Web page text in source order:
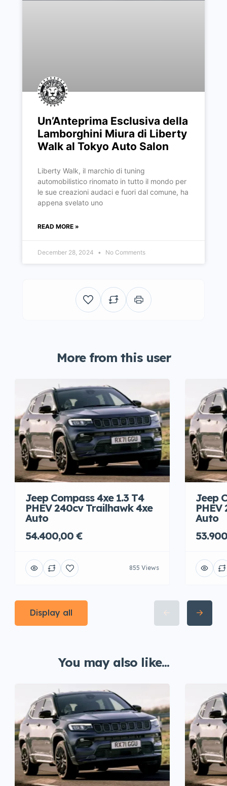
Un’Anteprima Esclusiva della
Lamborghini Miura di Liberty
Walk al Tokyo Auto Salon
Liberty Walk, il marchio di tuning
automobilistico rinomato in tutto il mondo per
le sue creazioni audaci e fuori dal comune, ha
appena svelato uno
READ MORE »
December 28, 2024 No Comments
More from this user
Jeep Compass 4xe 1.3 T4
PHEV 240cv Trailhawk 4xe
Auto
54.400,00 €
855 Views
Jeep
Auto
Display all
You may also like...